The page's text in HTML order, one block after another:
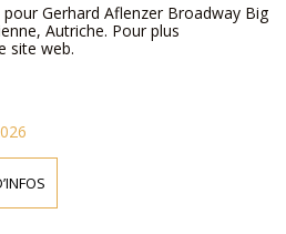
Gerhard Aflenzer Broadway Big
Autriche. Pour plus
site web.